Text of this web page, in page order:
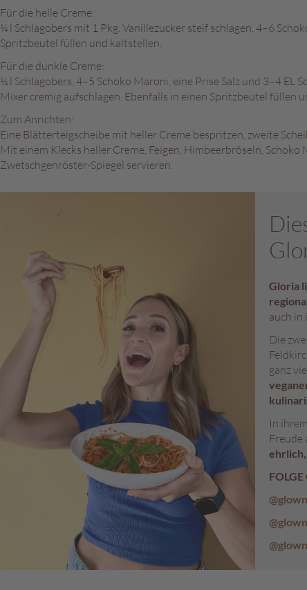
Für die helle Creme:
¼ l Schlagobers mit 1 Pkg. Vanillezucker steif schlagen, 4–6
Spritzbeutel füllen und kaltstellen.
Für die dunkle Creme:
¼ l Schlagobers, 4–5 Schoko Maroni, eine Prise Salz und 3–4 EL
Mixer cremig aufschlagen. Ebenfalls in einen Spritzbeutel füllen
Zum Anrichten:
Eine Blätterteigscheibe mit heller Creme bespritzen, zweite
Mit einem Klecks heller Creme, Feigen, Himbeerbröseln,
Zwetschgenröster-Spiegel servieren.
Gloria
auch in
Die
ganz
In
Freude